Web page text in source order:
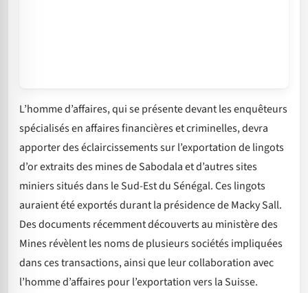
L’homme d’affaires, qui se présente devant les enquêteurs
spécialisés en affaires financières et criminelles, devra
apporter des éclaircissements sur l’exportation de lingots
d’or extraits des mines de Sabodala et d’autres sites
miniers situés dans le Sud-Est du Sénégal. Ces lingots
auraient été exportés durant la présidence de Macky Sall.
Des documents récemment découverts au ministère des
Mines révèlent les noms de plusieurs sociétés impliquées
dans ces transactions, ainsi que leur collaboration avec
l’homme d’affaires pour l’exportation vers la Suisse.